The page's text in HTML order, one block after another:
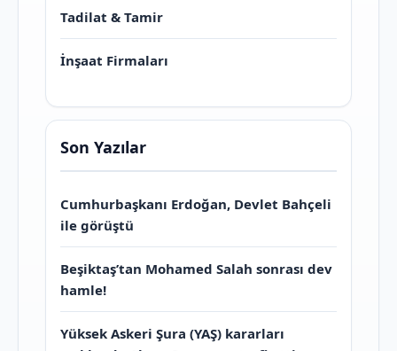
Tadilat & Tamir
İnşaat Firmaları
Son Yazılar
Cumhurbaşkanı Erdoğan, Devlet Bahçeli
ile görüştü
Beşiktaş’tan Mohamed Salah sonrası dev
hamle!
Yüksek Askeri Şura (YAŞ) kararları